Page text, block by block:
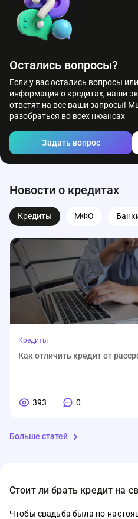
заранее рассчитать свой
вовремя погасить все кредиты
Остались вопросы?
Если у вас остались вопросы
информация о кредитах, наши
ответят на все ваши запросы!
разобраться во всех нюансах
Задать вопрос
Новости о кредитах
Кредиты МФО
Кредиты
Как отличить кредит от
393 0
Больше статей
Стоит ли брать кредит на
Чтобы свадьба была по-